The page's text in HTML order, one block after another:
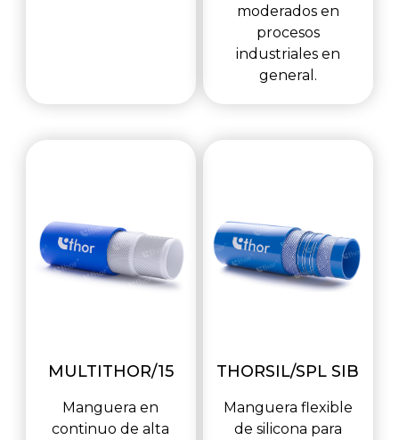
moderados en
procesos
industriales en
general.
MULTITHOR/15
Manguera en
continuo de alta
THORSIL/SPL SIB
Manguera flexible
de silicona para